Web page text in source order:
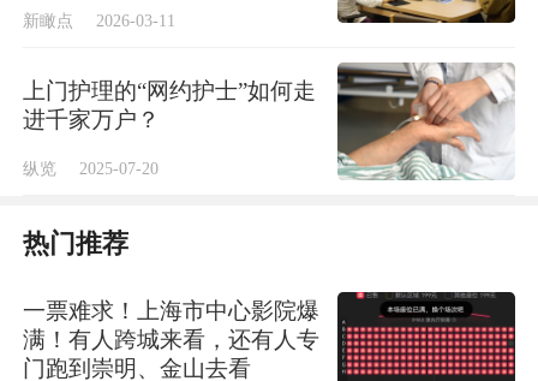
新瞰点 2026-03-11
上门护理的“网约护士”如何走
进千家万户？
纵览 2025-07-20
热门推荐
一票难求！上海市中心影院爆
满！有人跨城来看，还有人专
门跑到崇明、金山去看